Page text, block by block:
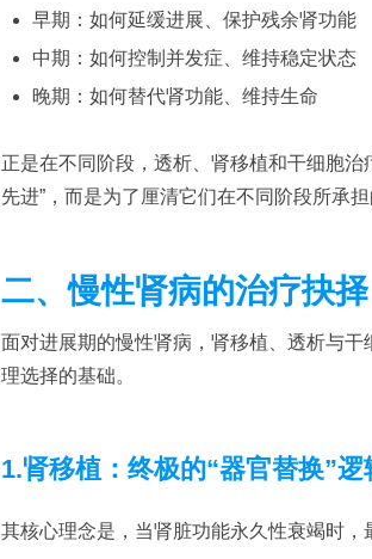
早期：如何延缓进展、保护残余肾功能
中期：如何控制并发症、维持稳定状态
晚期：如何替代肾功能、维持生命
正是在不同阶段，透析、肾移植和干细胞
先进”，而是为了厘清它们在不同阶段所承担
二、慢性肾病的治疗抉
面对进展期的慢性肾病，肾移植、透析与
理选择的基础。
1.肾移植：终极的“器官替换”逻
其核心理念是，当肾脏功能永久性衰竭时，